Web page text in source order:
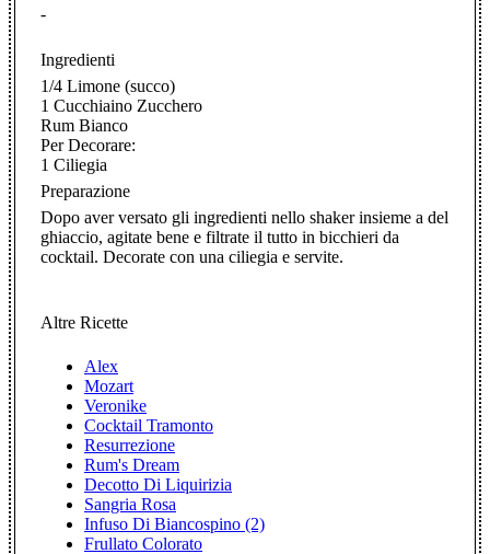
-
Ingredienti
1/4 Limone (succo)
1 Cucchiaino Zucchero
Rum Bianco
Per Decorare:
1 Ciliegia
Preparazione
Dopo aver versato gli ingredienti nello shaker insieme a del
ghiaccio, agitate bene e filtrate il tutto in bicchieri da
cocktail. Decorate con una ciliegia e servite.
Altre Ricette
Alex
Mozart
Veronike
Cocktail Tramonto
Resurrezione
Rum's Dream
Decotto Di Liquirizia
Sangria Rosa
Infuso Di Biancospino (2)
Frullato Colorato